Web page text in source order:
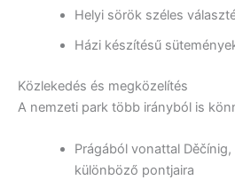
Helyi sörök széles
Házi készítésű
Közlekedés és megközelítés
A nemzeti park több irányból is
Prágából vonattal
különböző pontjaira